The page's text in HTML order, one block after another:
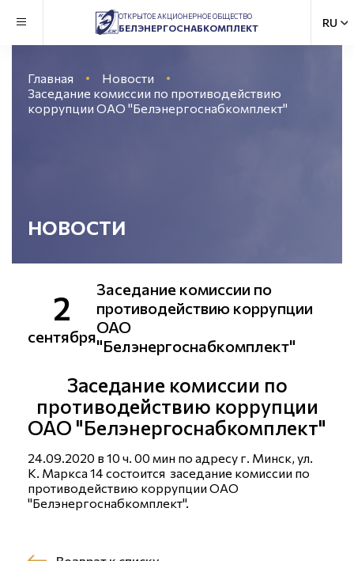
ОТКРЫТОЕ АКЦИОНЕРНОЕ ОБЩЕСТВО
БЕЛЭНЕРГОСНАБКОМПЛЕКТ
Главная
Новости
Заседание комиссии по противодействию
коррупции ОАО "Белэнергоснабкомплект"
НОВОСТИ
2
сентября
Заседание комиссии по
противодействию коррупции
ОАО
"Белэнергоснабкомплект"
Заседание комиссии по
противодействию коррупции
ОАО "Белэнергоснабкомплект"
24.09.2020 в 10 ч. 00 мин по адресу г. Минск, ул.
К. Маркса 14 состоится заседание комиссии по
противодействию коррупции ОАО
"Белэнергоснабкомплект".